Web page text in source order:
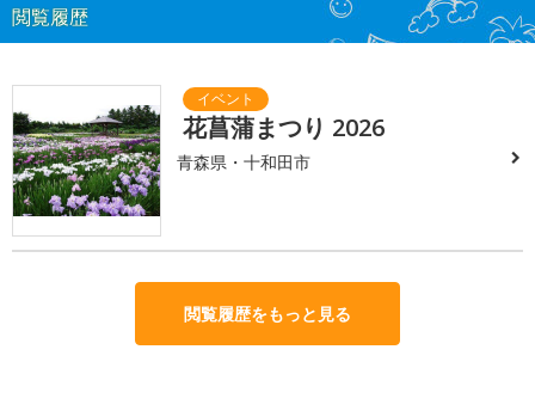
閲覧履歴
花菖蒲まつり 2026
青森県・十和田市
閲覧履歴をもっと見る